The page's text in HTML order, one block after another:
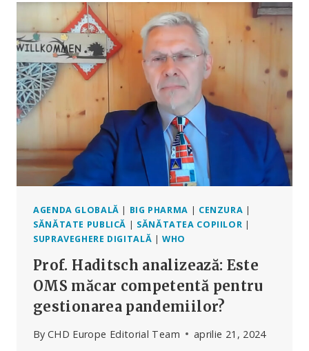
DE
PRESCRIPȚIE
MEDICALĂ
SUNT
UNA
DINTRE
PRINCIPALELE
CAUZE
DE
DECES
AGENDA GLOBALĂ | BIG PHARMA | CENZURA |
SĂNĂTATE PUBLICĂ | SĂNĂTATEA COPIILOR |
SUPRAVEGHERE DIGITALĂ |WHO
Prof. Haditsch analizează: Este
OMS măcar competentă pentru
gestionarea pandemiilor?
By CHD Europe Editorial Team aprilie 21, 2024